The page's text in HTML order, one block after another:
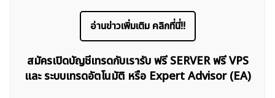
ค้นหา
อ่านข่าวเพิ่มเติม คลิกที่นี่!!
สมัครเปิดบัญชีเทรดกับเรารับ ฟรี SERVER ฟรี VPS
และ ระบบเทรดอัตโนมัติ หรือ Expert Advisor (EA)